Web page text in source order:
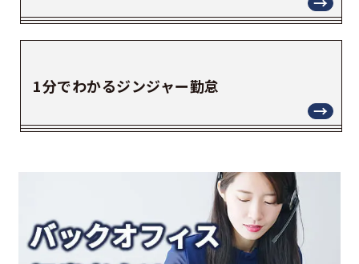
1分でわかるジンジャー勤怠